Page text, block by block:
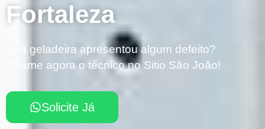
Fortaleza
Sua geladeira apresentou algum defeito?
Chame agora o técnico no Sitio São João!
Solicite Já